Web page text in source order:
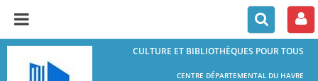
CULTURE ET BIBLIOTHÈQUES POUR TOUS
CENTRE DÉPARTEMENTAL DU HAVRE